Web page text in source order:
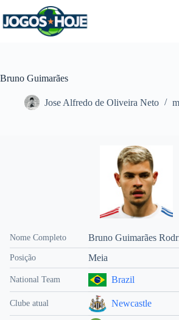
para
o
Bruno Guimarães
Jose Alfredo de Oliveira Neto
Nome Completo Bruno Guimarães
Posição Meia
National Team Brazil
Clube atual Newcastle